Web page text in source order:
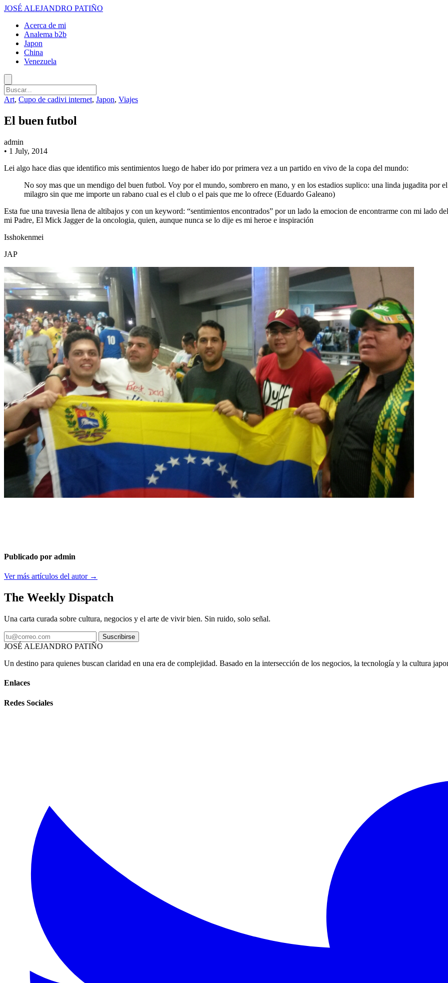
JOSÉ ALEJANDRO PATIÑO
Acerca de mi
Analema b2b
Japon
China
Venezuela
Art, Cupo de cadivi internet, Japon, Viajes
El buen futbol
admin
• 1 July, 2014
Lei algo hace dias que identifico mis sentimientos luego de haber ido por primera vez a un partido en vivo de la copa del mundo:
No soy mas que un mendigo del buen futbol. Voy por el mundo, sombrero en mano, y en los estadios suplico: una linda jugadita por
milagro sin que me importe un rabano cual es el club o el pais que me lo ofrece (Eduardo Galeano)
Esta fue una travesia llena de altibajos y con un keyword: “sentimientos encontrados” por un lado la emocion de encontrarme con mi lado
mi Padre, El Mick Jagger de la oncologia, quien, aunque nunca se lo dije es mi heroe e inspiración
Isshokenmei
JAP
Publicado por admin
Ver más artículos del autor →
The Weekly Dispatch
Una carta curada sobre cultura, negocios y el arte de vivir bien. Sin ruido, solo señal.
Suscribirse
JOSÉ ALEJANDRO PATIÑO
Un destino para quienes buscan claridad en una era de complejidad. Basado en la intersección de los negocios, la tecnología y la cultura
Enlaces
Redes Sociales